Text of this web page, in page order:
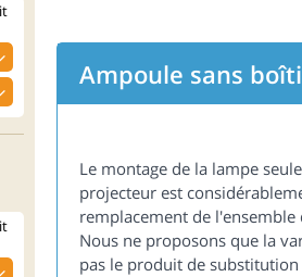
Ampoule sans
Le montage de la lampe
projecteur est
remplacement de
Nous ne proposons que la
pas le produit de substitution